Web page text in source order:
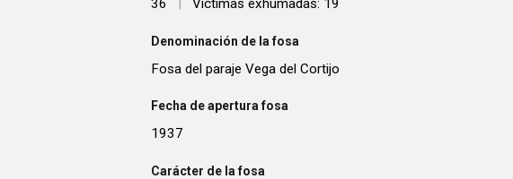
36 Víctimas exhumadas: 19
Denominación de la fosa
Fosa del paraje Vega del Cortijo
Fecha de apertura fosa
1937
Carácter de la fosa